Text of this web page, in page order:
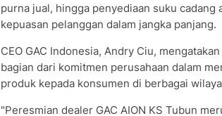
purna jual, hingga penyediaan suku cadang
kepuasan pelanggan dalam jangka panjang.
CEO GAC Indonesia, Andry Ciu,
bagian dari komitmen perusahaan dalam
produk kepada konsumen di berbagai
"Peresmian dealer GAC AION KS Tubun